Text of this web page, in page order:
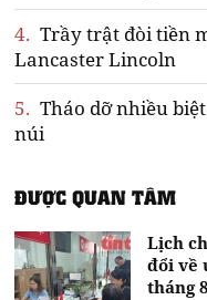
4. Trầy trật đòi tiền
Lancaster Lincoln
5. Tháo dỡ nhiều
núi
ĐƯỢC QUAN TÂM
Lịch
đổi về
tháng